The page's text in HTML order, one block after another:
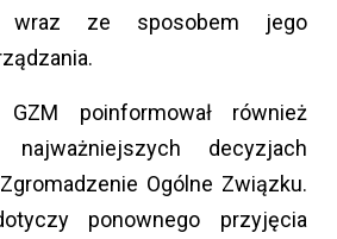
wraz ze sposobem jego
GZM poinformował również
decyzjach
Ogólne Związku.
ponownego przyjęcia